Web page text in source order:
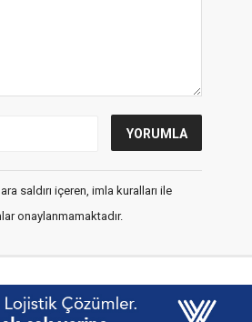
saldırı içeren, imla kuralları ile
onaylanmamaktadır.